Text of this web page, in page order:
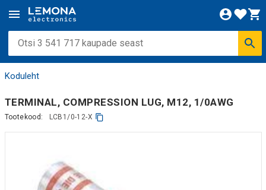
Koduleht
TERMINAL, COMPRESSION LUG, M12, 1/0AWG
Tootekood: LCB1/0-12-X